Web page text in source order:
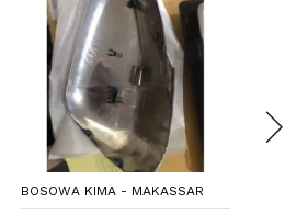
BOSOWA KIMA - MAKASSAR